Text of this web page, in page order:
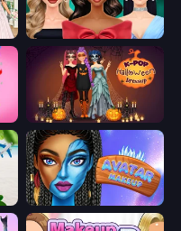
New Year's Eve Makeup
Dress To Impress: New Year's Party
Travel with Me: ASMR Edition Avatar Make Up